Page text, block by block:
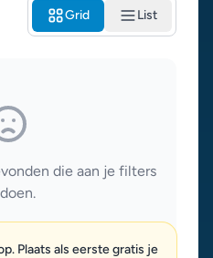
Grid List
die aan je filters
Plaats als eerste gratis je